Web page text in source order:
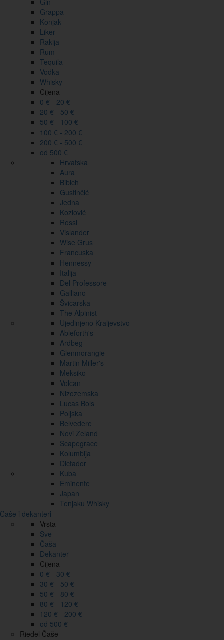
Grappa
Konjak
Liker
Rakija
Rum
Tequila
Vodka
Whisky
Cijena
0 € - 20 €
20 € - 50 €
50 € - 100 €
100 € - 200 €
200 € - 500 €
od 500 €
Hrvatska
Aura
Bibich
Gustinčić
Jedna
Kozlović
Rossi
Vislander
Wise Grus
Francuska
Hennessy
Italija
Del Professore
Galliano
Švicarska
The Alpinist
Ujedinjeno Kraljevstvo
Ableforth's
Ardbeg
Glenmorangie
Martin Miller's
Meksiko
Volcan
Nizozemska
Lucas Bols
Poljska
Belvedere
Novi Zeland
Scapegrace
Kolumbija
Dictador
Kuba
Eminente
Japan
Tenjaku Whisky
Čaše i dekanteri
Vrsta
Sve
Čaša
Dekanter
Cijena
0 € - 30 €
30 € - 50 €
50 € - 80 €
80 € - 120 €
120 € - 200 €
od 500 €
Riedel Čaše